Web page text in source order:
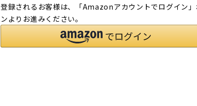
登録されるお客様は、「Amazonアカウントでログイン」
ンよりお進みください。